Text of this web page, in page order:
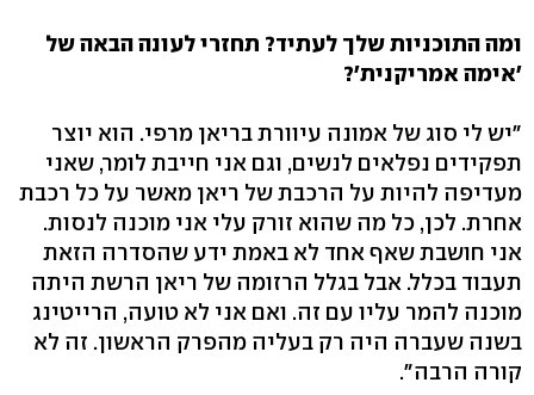
ומה התוכניות שלך לעתיד? תחזרי לעונה הבאה של
'אימה אמריקנית'?
"יש לי סוג של אמונה עיוורת בריאן מרפי. הוא יוצר
תפקידים נפלאים לנשים, וגם אני חייבת לומר, שאני
מעדיפה להיות על הרכבת של ריאן מאשר על כל רכבת
אחרת. לכן, כל מה שהוא זורק עלי אני מוכנה לנסות.
אני חושבת שאף אחד לא באמת ידע שהסדרה הזאת
תעבוד בכלל. אבל בגלל הרזומה של ריאן הרשת היתה
מוכנה להמר עליו עם זה. ואם אני לא טועה, הרייטינג
בשנה שעברה היה רק בעליה מהפרק הראשון. זה לא
קורה הרבה".